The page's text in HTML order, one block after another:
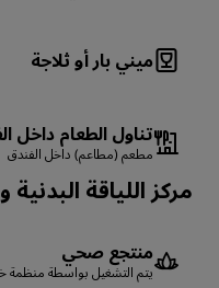
ميني بار أو ثلاجة
تناول الطعام داخل
مطعم (مطاعم) داخل الفندق
مركز اللياقة البدنية
منتجع صحي
يتم التشغيل بواسطة منظمة